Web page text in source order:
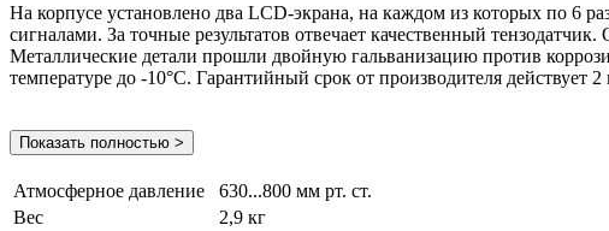
На корпусе установлено два LCD-экрана, на каждом из которых по 6
сигналами. За точные результатов отвечает качественный
Металлические детали прошли двойную гальванизацию против
температуре до -10°C. Гарантийный срок от производителя действует 2
Показать полностью >
Атмосферное давление
630...800 мм рт. ст.
Вес
2,9 кг